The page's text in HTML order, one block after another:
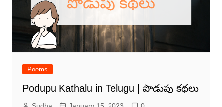
Poems
Podupu Kathalu in Telugu | పొడుపు కథలు